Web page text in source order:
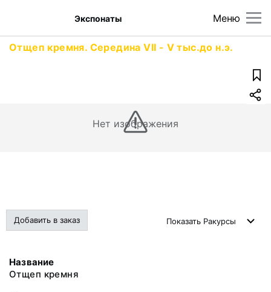
Меню
Экспонаты
Отщеп кремня. Середина VII - V тыс.до н.э.
Нет изображения
Добавить в заказ Показать Ракурсы
Название
Отщеп кремня